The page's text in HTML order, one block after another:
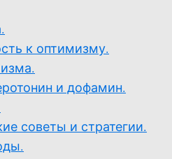
к оптимизму.
и дофамин.
советы и стратегии.